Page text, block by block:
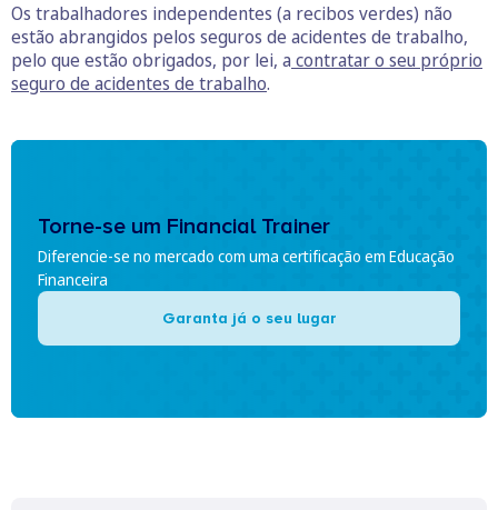
Os trabalhadores independentes (a recibos verdes) não
estão abrangidos pelos seguros de acidentes de trabalho,
pelo que estão obrigados, por lei, a contratar o seu próprio
seguro de acidentes de trabalho.
Torne-se um Financial Trainer
Diferencie-se no mercado com uma certificação em Educação
Financeira
Garanta já o seu lugar